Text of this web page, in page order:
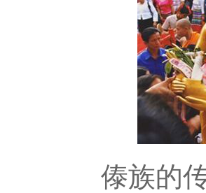
傣族的传